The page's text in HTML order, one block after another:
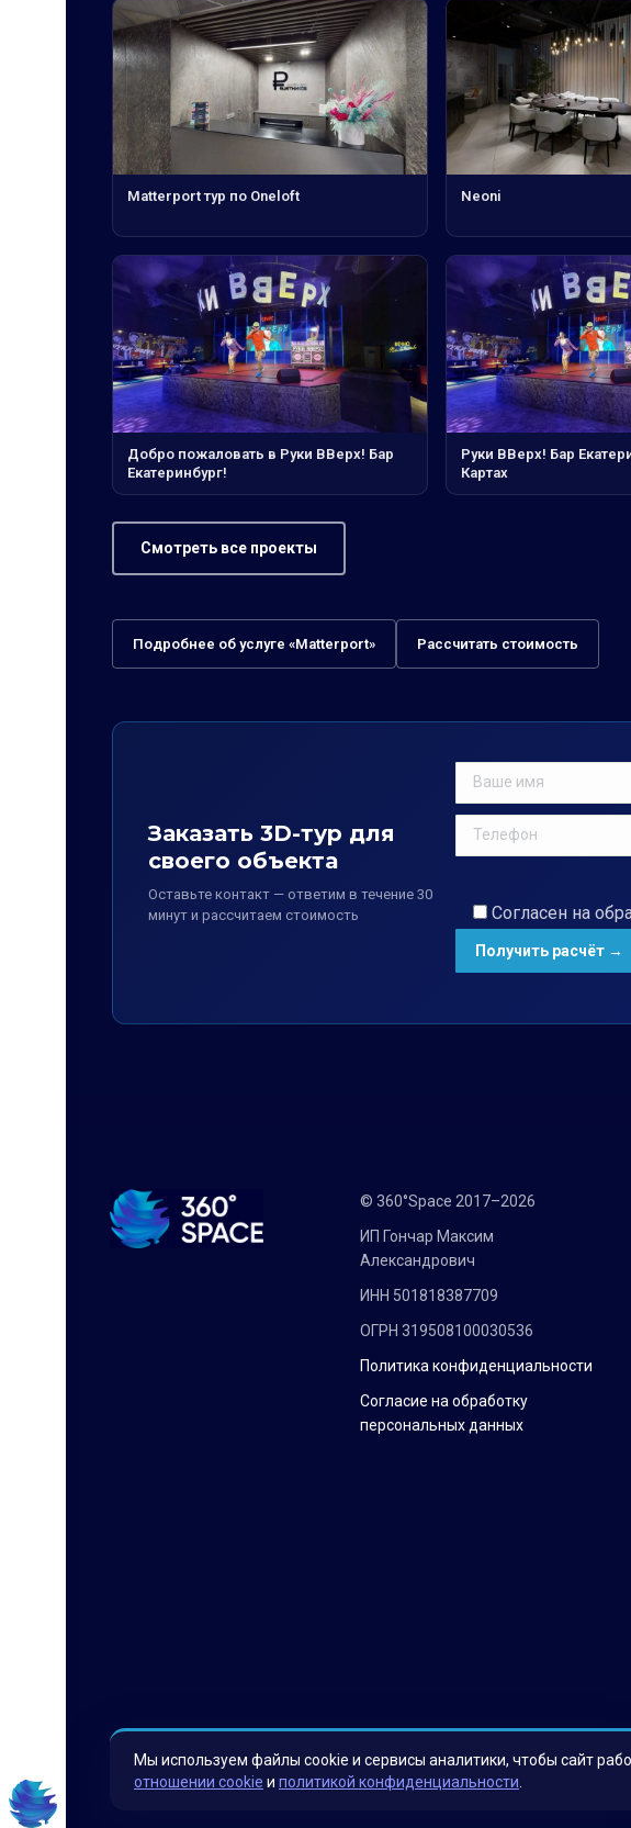
Matterport тур по Oneloft Neoni
Добро пожаловать в Руки ВВерх! Бар
Екатеринбург!
Руки ВВерх! Бар
Картах
Смотреть все проекты
Подробнее об услуге «Matterport» Рассчитать стоимость
Заказать 3D-тур для
своего объекта
Оставьте контакт — ответим в течение 30
минут и рассчитаем стоимость
Согласен на
© 360°Space 2017–2026
ИП Гончар Максим
Александрович
ИНН 501818387709
ОГРН 319508100030536
Политика конфиденциальности
Согласие на обработку
персональных данных
Мы используем файлы cookie и сервисы аналитики, чтобы сайт
отношении cookie и политикой конфиденциальности